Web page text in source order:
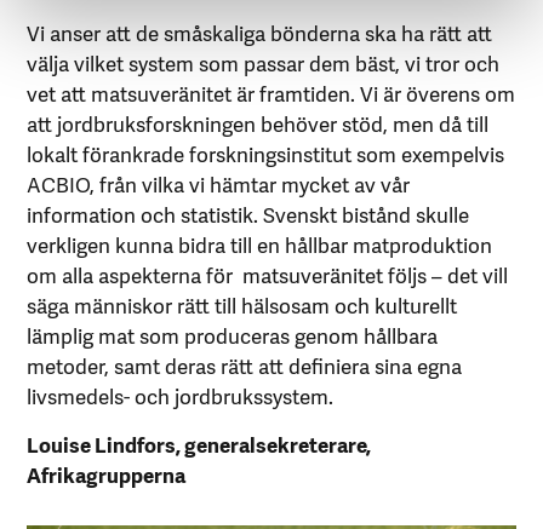
Vi anser att de småskaliga bönderna ska ha rätt att
välja vilket system som passar dem bäst, vi tror och
vet att matsuveränitet är framtiden. Vi är överens om
att jordbruksforskningen behöver stöd, men då till
lokalt förankrade forskningsinstitut som exempelvis
ACBIO, från vilka vi hämtar mycket av vår
information och statistik. Svenskt bistånd skulle
verkligen kunna bidra till en hållbar matproduktion
om alla aspekterna för matsuveränitet följs – det vill
säga människor rätt till hälsosam och kulturellt
lämplig mat som produceras genom hållbara
metoder, samt deras rätt att definiera sina egna
livsmedels- och jordbrukssystem.
Louise Lindfors, generalsekreterare,
Afrikagrupperna